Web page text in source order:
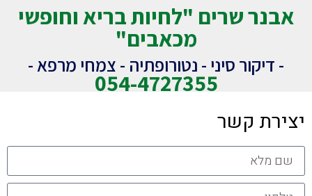
אבנר שרים "לחיות בריא וחופשי
מכאבים"
- דיקור סיני - נטורופתיה - צמחי מרפא -
054-4727355
יצירת קשר